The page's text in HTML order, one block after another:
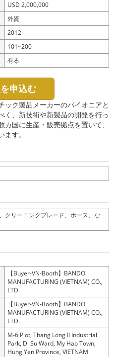
USD 2,000,000
外資
2012
101~200
有る
申込む
ック製品メーカーのパイオニアと
く、新技術や新製品の開発を行っ
国に生産・販売拠点を置いて、
す。
クリーニングブレード、ホース、な
【Buyer-VN-Booth】BANDO
MANUFACTURING (VIETNAM) CO.,
LTD.
【Buyer-VN-Booth】BANDO
MANUFACTURING (VIETNAM) CO.,
LTD.
M-6 Plot, Thang Long II Industrial
Park, Di Su Ward, My Hao Town,
Hung Yen Province, VIETNAM